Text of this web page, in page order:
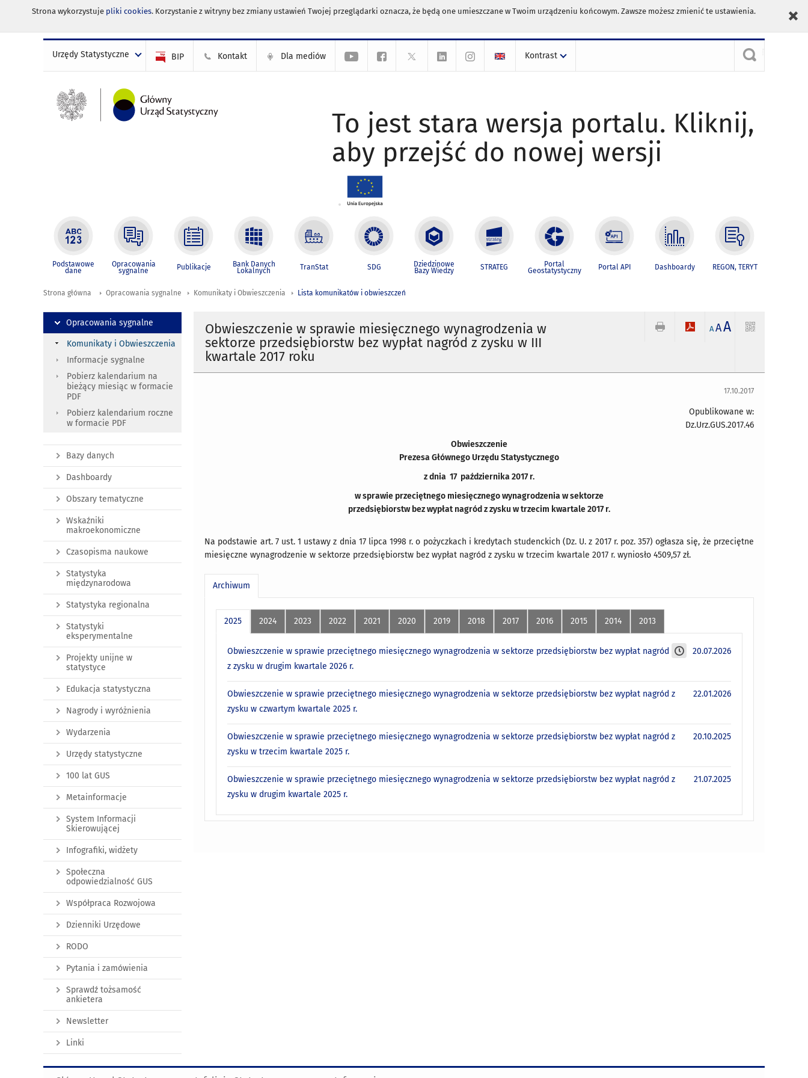
Strona wykorzystuje pliki cookies. Korzystanie z witryny bez zmiany ustawień Twojej przeglądarki oznacza, że będą one umieszczane w Twoim urządzeniu końcowym. Zawsze możesz zmienić te ustawienia.
Urzędy Statystyczne BIP Kontakt Dla mediów Kontrast
To jest stara wersja portalu. Kliknij,
aby przejść do nowej wersji
Podstawowe
dane
Opracowania
sygnalne Publikacje Bank Danych
Lokalnych TranStat SDG Dziedzinowe
Bazy Wiedzy STRATEG Portal
Geostatystyczny Portal API Dashboardy REGON, TERYT
Strona główna Opracowania sygnalne Komunikaty i Obwieszczenia Lista komunikatów i obwieszczeń
Obwieszczenie w sprawie miesięcznego wynagrodzenia w
sektorze przedsiębiorstw bez wypłat nagród z zysku w III
kwartale 2017 roku
A AA
17.10.2017
Opublikowane w:
Dz.Urz.GUS.2017.46
Obwieszczenie
Prezesa Głównego Urzędu Statystycznego
z dnia 17 października 2017 r.
w sprawie przeciętnego miesięcznego wynagrodzenia w sektorze
przedsiębiorstw bez wypłat nagród z zysku w trzecim kwartale 2017 r.
Na podstawie art. 7 ust. 1 ustawy z dnia 17 lipca 1998 r. o pożyczkach i kredytach studenckich (Dz. U. z 2017 r. poz. 357) ogłasza się, że przeciętne
miesięczne wynagrodzenie w sektorze przedsiębiorstw bez wypłat nagród z zysku w trzecim kwartale 2017 r. wyniosło 4509,57 zł.
Archiwum
2025 2024 2023 2022 2021 2020 2019 2018 2017 2016 2015 2014 2013
20.07.2026
Obwieszczenie w sprawie przeciętnego miesięcznego wynagrodzenia w sektorze przedsiębiorstw bez wypłat nagród
z zysku w drugim kwartale 2026 r.
22.01.2026
Obwieszczenie w sprawie przeciętnego miesięcznego wynagrodzenia w sektorze przedsiębiorstw bez wypłat nagród z
zysku w czwartym kwartale 2025 r.
20.10.2025
Obwieszczenie w sprawie przeciętnego miesięcznego wynagrodzenia w sektorze przedsiębiorstw bez wypłat nagród z
zysku w trzecim kwartale 2025 r.
21.07.2025
Obwieszczenie w sprawie przeciętnego miesięcznego wynagrodzenia w sektorze przedsiębiorstw bez wypłat nagród z
zysku w drugim kwartale 2025 r.
Opracowania sygnalne
Komunikaty i Obwieszczenia
Informacje sygnalne
Pobierz kalendarium na
bieżący miesiąc w formacie
PDF
Pobierz kalendarium roczne
w formacie PDF
Bazy danych
Dashboardy
Obszary tematyczne
Wskaźniki
makroekonomiczne
Czasopisma naukowe
Statystyka
międzynarodowa
Statystyka regionalna
Statystyki
eksperymentalne
Projekty unijne w
statystyce
Edukacja statystyczna
Nagrody i wyróżnienia
Wydarzenia
Urzędy statystyczne
100 lat GUS
Metainformacje
System Informacji
Skierowującej
Infografiki, widżety
Społeczna
odpowiedzialność GUS
Współpraca Rozwojowa
Dzienniki Urzędowe
RODO
Pytania i zamówienia
Sprawdź tożsamość
ankietera
Newsletter
Linki